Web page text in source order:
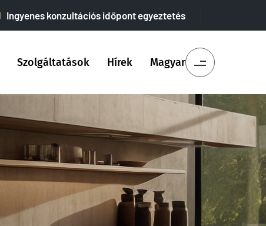
Ingyenes konzultációs időpont egyeztetés
Szolgáltatások Hírek Magyar